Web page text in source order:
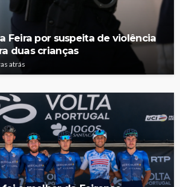
Feira por suspeita de violência
duas crianças
atrás